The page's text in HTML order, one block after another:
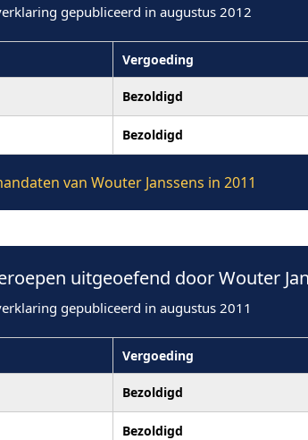
gepubliceerd in augustus 2012
Vergoeding
Bezoldigd
Bezoldigd
van Wouter Janssens in 2011
uitgeoefend door Wouter
gepubliceerd in augustus 2011
Vergoeding
Bezoldigd
Bezoldigd